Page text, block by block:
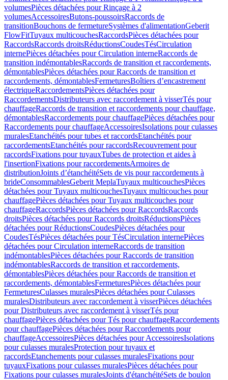
volumesPièces détachées pour Rinçage à 2
volumesAccessoiresButons-poussoirsRaccords de
transitionBouchons de fermetureSystèmes d'alimentationGeberit
FlowFitTuyaux multicouchesRaccordsPièces détachées pour
RaccordsRaccords droitsRéductionsCoudesTésCirculation
internePièces détachées pour Circulation interneRaccords de
transition indémontablesRaccords de transition et raccordements,
démontablesPièces détachées pour Raccords de transition et
raccordements, démontablesFermeturesBoîtiers d’encastrement
électriqueRaccordementsPièces détachées pour
RaccordementsDistributeurs avec raccordement à visserTés pour
chauffageRaccords de transition et raccordements pour chauffage,
démontablesRaccordements pour chauffagePièces détachées pour
Raccordements pour chauffageAccessoiresIsolations pour culasses
muralesEtanchéités pour tubes et raccordsEtanchéités pour
raccordementsEtanchéités pour raccordsRecouvrement pour
raccordsFixations pour tuyauxTubes de protection et aides à
l'insertionFixations pour raccordementsArmoires de
distributionJoints d’étanchéitéSets de vis pour raccordements à
brideConsommablesGeberit MeplaTuyaux multicouchesPièces
détachées pour Tuyaux multicouchesTuyaux multicouches pour
chauffagePièces détachées pour Tuyaux multicouches pour
chauffageRaccordsPièces détachées pour RaccordsRaccords
droitsPièces détachées pour Raccords droitsRéductionsPièces
détachées pour RéductionsCoudesPièces détachées pour
CoudesTésPièces détachées pour TésCirculation internePièces
détachées pour Circulation interneRaccords de transition
indémontablesPièces détachées pour Raccords de transition
indémontablesRaccords de transition et raccordements,
démontablesPièces détachées pour Raccords de transition et
raccordements, démontablesFermeturesPièces détachées pour
FermeturesCulasses muralesPièces détachées pour Culasses
muralesDistributeurs avec raccordement à visserPièces détachées
pour Distributeurs avec raccordement à visserTés pour
chauffagePièces détachées pour Tés pour chauffageRaccordements
pour chauffagePièces détachées pour Raccordements pour
chauffageAccessoiresPièces détachées pour AccessoiresIsolations
pour culasses muralesProtection pour tuyaux et
raccordsEtanchements pour culasses muralesFixations pour
tuyauxFixations pour culasses muralesPièces détachées pour
Fixations pour culasses muralesJoints d'étanchéitéSets de boulon